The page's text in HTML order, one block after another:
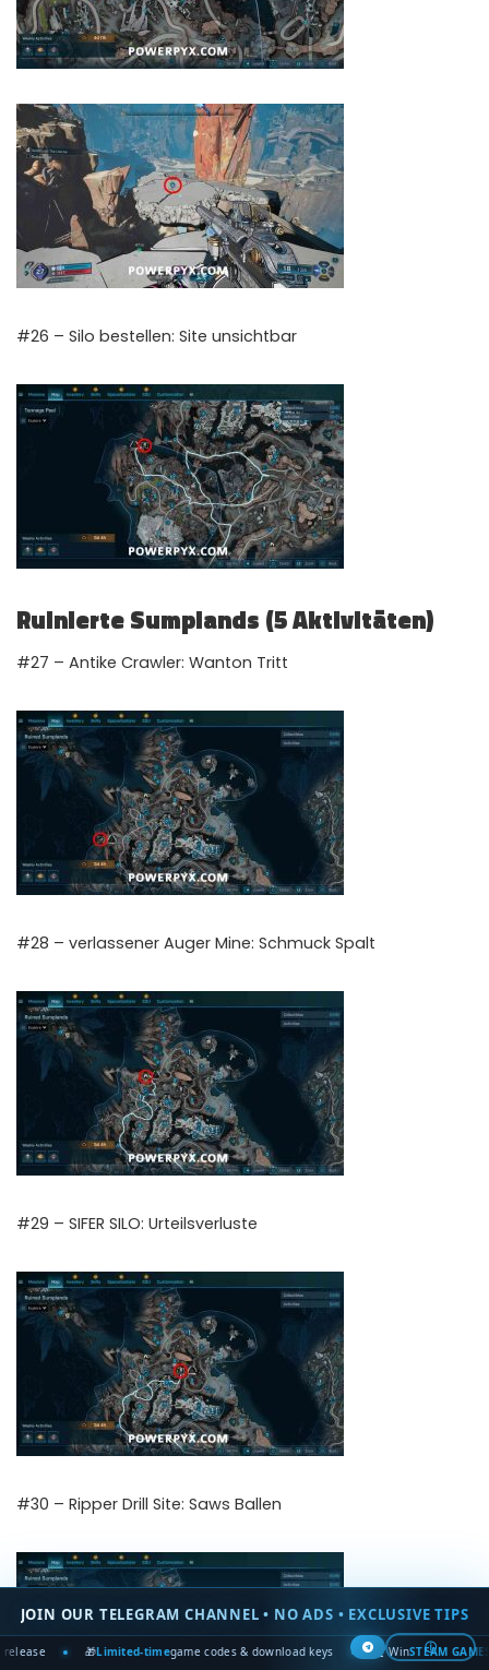
JOIN OUR TELEGRAM CHANNEL • NO ADS • EXCLUSIVE TIPS
timegame codes & download keys 🏆 WinSTEAM GAMESin global contests
ⓘ
#26 – Silo bestellen: Site unsichtbar
Ruinierte Sumplands (5 Aktivitäten)
#27 – Antike Crawler: Wanton Tritt
#28 – verlassener Auger Mine: Schmuck Spalt
#29 – SIFER SILO: Urteilsverluste
#30 – Ripper Drill Site: Saws Ballen